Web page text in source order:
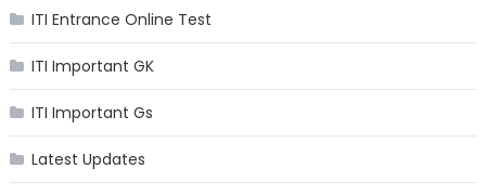
ITI Entrance Online Test
ITI Important GK
ITI Important Gs
Latest Updates